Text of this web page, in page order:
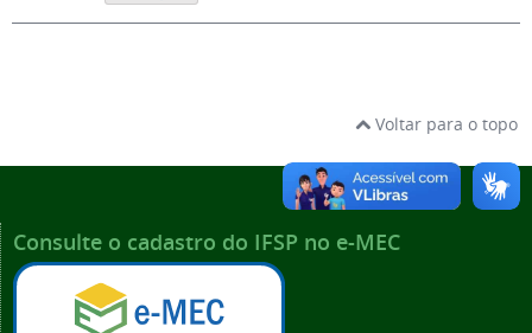
Voltar para o topo
Consulte o cadastro do IFSP no e-MEC